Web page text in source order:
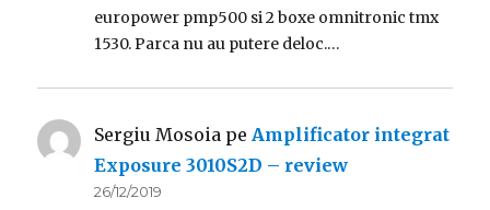
europower pmp500 si 2 boxe omnitronic tmx
1530. Parca nu au putere deloc.…
Sergiu Mosoia pe Amplificator integrat
Exposure 3010S2D – review
26/12/2019